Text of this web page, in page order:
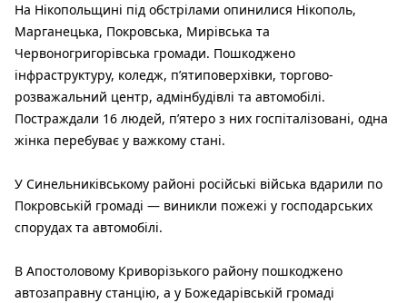
На Нікопольщині під обстрілами опинилися Нікополь,
Марганецька, Покровська, Мирівська та
Червоногригорівська громади. Пошкоджено
інфраструктуру, коледж, п’ятиповерхівки, торгово-
розважальний центр, адмінбудівлі та автомобілі.
Постраждали 16 людей, п’ятеро з них госпіталізовані, одна
жінка перебуває у важкому стані.
У Синельниківському районі російські війська вдарили по
Покровській громаді — виникли пожежі у господарських
спорудах та автомобілі.
В Апостоловому Криворізького району пошкоджено
автозаправну станцію, а у Божедарівській громаді